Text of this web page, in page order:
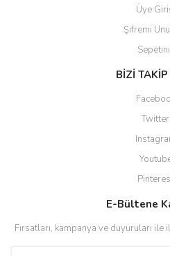
Üye
Şifremi
BİZİ
Twitter
E-Bültene
Fırsatları, kampanya ve duyuruları